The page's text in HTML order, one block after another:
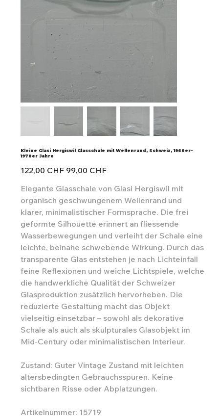
Kleine Glasi Hergiswil Glasschale mit Wellenrand, Schweiz, 1960er–
1970er Jahre
Ursprünglicher
Preis
122,00 CHF Angebotspreis
99,00 CHF
Elegante Glasschale von Glasi Hergiswil mit
organisch geschwungenem Wellenrand und
klarer, minimalistischer Formsprache. Die frei
geformte Silhouette erinnert an fliessende
Wasserbewegungen und verleiht der Schale eine
leichte, beinahe schwebende Wirkung. Durch das
transparente Glas entstehen je nach Lichteinfall
feine Reflexionen und weiche Lichtspiele, welche
die handwerkliche Qualität der Schweizer
Glasproduktion zusätzlich hervorheben. Die
reduzierte Gestaltung macht das Objekt
vielseitig einsetzbar – sowohl als dekorative
Schale als auch als skulpturales Glasobjekt im
Mid-Century oder minimalistischen Interieur.
Zustand: Guter Vintage Zustand mit leichten
altersbedingten Gebrauchsspuren. Keine
sichtbaren Risse oder Abplatzungen.
Artikelnummer: 15719